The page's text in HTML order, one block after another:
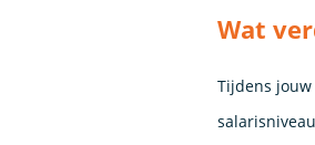
Wat
Tijdens